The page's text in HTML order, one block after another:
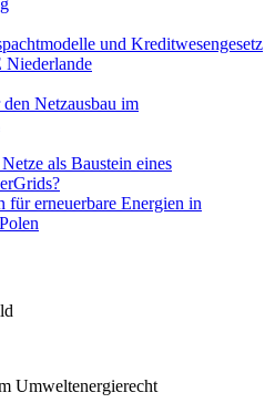
und Kreditwesengesetz
Niederlande
Netzausbau im
als Baustein eines
für erneuerbare Energien in
Umweltenergierecht